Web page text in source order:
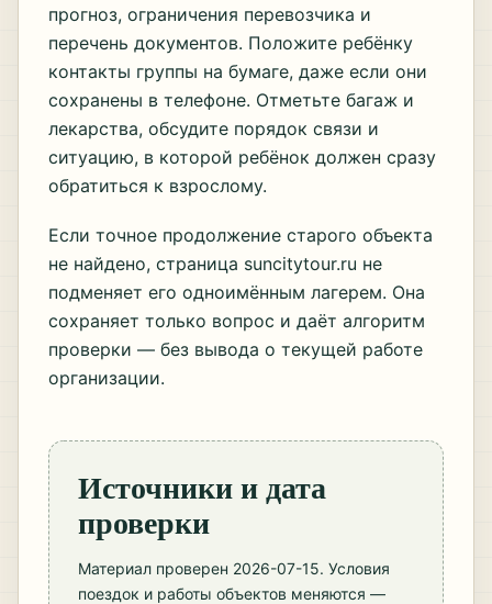
прогноз, ограничения перевозчика и
перечень документов. Положите ребёнку
контакты группы на бумаге, даже если они
сохранены в телефоне. Отметьте багаж и
лекарства, обсудите порядок связи и
ситуацию, в которой ребёнок должен сразу
обратиться к взрослому.
Если точное продолжение старого объекта
не найдено, страница suncitytour.ru не
подменяет его одноимённым лагерем. Она
сохраняет только вопрос и даёт алгоритм
проверки — без вывода о текущей работе
организации.
Источники и дата
проверки
Материал проверен 2026-07-15. Условия
поездок и работы объектов меняются —